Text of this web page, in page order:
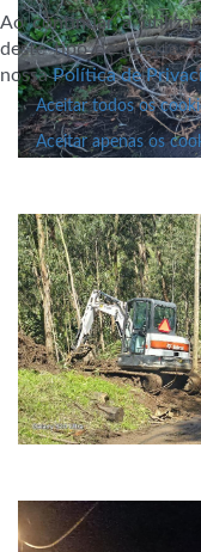
Ao continuar a
deste tipo de cookies
nossaPolítica de
Aceitar todos os
Aceitar apenas os